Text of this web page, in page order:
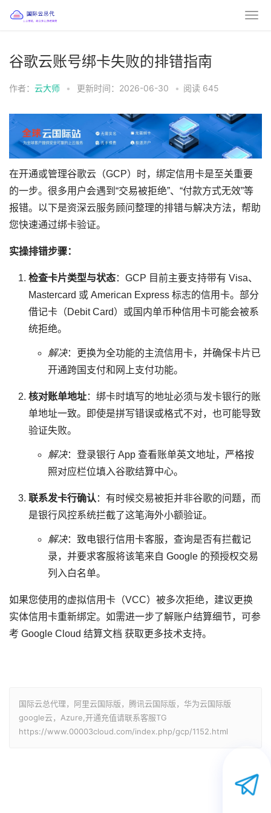
谷歌云账号绑卡失败的排错指南
作者： 云大师 • 更新时间：2026-06-30 • 阅读 645
在开通或管理谷歌云（GCP）时，绑定信用卡是至关重要
的一步。很多用户会遇到“交易被拒绝”、“付款方式无效”等
报错。以下是资深云服务顾问整理的排错与解决方法，帮助
您快速通过绑卡验证。
实操排错步骤：
检查卡片类型与状态：GCP 目前主要支持带有 Visa、
Mastercard 或 American Express 标志的信用卡。部分
借记卡（Debit Card）或国内单币种信用卡可能会被系
统拒绝。
解决：更换为全功能的主流信用卡，并确保卡片已
开通跨国支付和网上支付功能。
核对账单地址：绑卡时填写的地址必须与发卡银行的账
单地址一致。即使是拼写错误或格式不对，也可能导致
验证失败。
解决：登录银行 App 查看账单英文地址，严格按
照对应栏位填入谷歌结算中心。
联系发卡行确认 ：有时候交易被拒并非谷歌的问题，而
是银行风控系统拦截了这笔海外小额验证。
解决：致电银行信用卡客服，查询是否有拦截记
录，并要求客服将该笔来自 Google 的预授权交易
列入白名单。
如果您使用的虚拟信用卡（VCC）被多次拒绝，建议更换
实体信用卡重新绑定。如需进一步了解账户结算细节，可参
考 Google Cloud 结算文档 获取更多技术支持。
国际云总代理，阿里云国际版，腾讯云国际版，华为云国际版
google云，Azure,开通充值请联系客服TG
https://www.00003cloud.com/index.php/gcp/1152.html